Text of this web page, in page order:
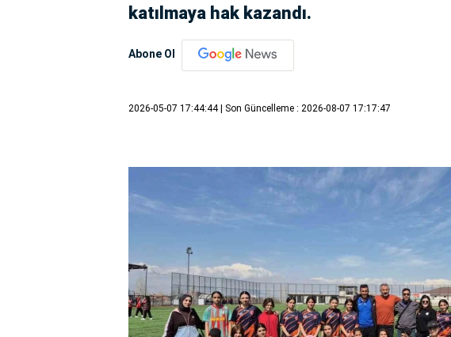
katılmaya hak kazandı.
Abone Ol
2026-05-07 17:44:44 | Son Güncelleme : 2026-08-07 17:17:47